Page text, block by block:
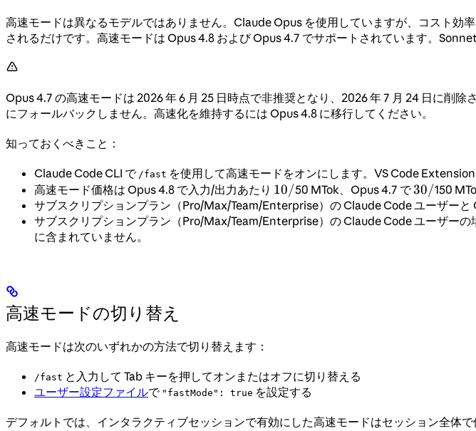
高速モードは異なるモデルではありません。Claude Opus を使用していますが、コスト
されるだけです。高速モードは Opus 4.8 および Opus 4.7 でサポートされています。
Opus 4.7 の高速モードは 2026 年 6 月 25 日時点で非推奨となり、2026 年 7 月 24 日に削
にフォールバックしません。高速化を維持するには Opus 4.8 に移行してください。
知っておくべきこと：
Claude Code CLI で /fast を使用して高速モードをオンにします。VS Code
高速モード価格は Opus 4.8 で入力/出力あたり 10/
10/50 MTok、Opus 4.7 で30/
30/150
サブスクリプションプラン（Pro/Max/Team/Enterprise）の Claude Code ユーザーと
サブスクリプションプラン（Pro/Max/Team/Enterprise）の Claude Code ユーザー
に含まれていません。
高速モードの切り替え
高速モードは次のいずれかの方法で切り替えます：
/fast と入力して Tab キーを押してオンまたはオフに切り替える
ユーザー設定ファイルで "fastMode": true を設定する
デフォルトでは、インタラクティブセッションで有効にした高速モードはセッション全体で